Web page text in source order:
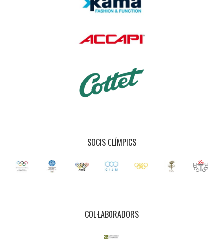
SOCIS OLÍMPICS
COL·LABORADORS